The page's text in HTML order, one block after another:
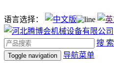
语言选择：
搜 索
Toggle navigation 导航菜单